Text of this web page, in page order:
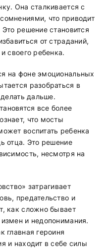
Она сталкивается с
что приводит
решение становится
от страданий,
своего ребенка.
на фоне эмоциональных
разобраться в
дальше.
все более
что мосты
воспитать ребенка
отца. Это решение
несмотря на
затрагивает
предательство и
как сложно бывает
и недопонимания.
главная героиня
и находит в себе силы